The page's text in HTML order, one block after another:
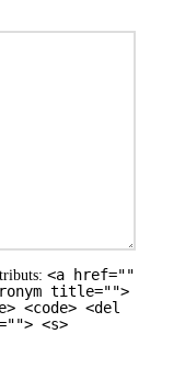
<a href=""
title="">
<code> <del
<s>